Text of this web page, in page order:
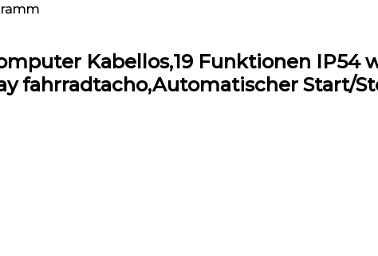
Kabellos,19 Funktionen IP54
fahrradtacho,Automatischer Start/